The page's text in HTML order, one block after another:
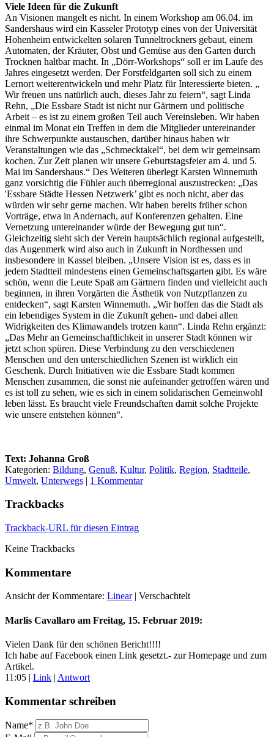
Viele Ideen für die Zukunft
An Visionen mangelt es nicht. In einem Workshop am 06.04. im
Sandershaus wird ein Kasseler Prototyp eines von der Universität
Hohenheim entwickelten solaren Tunneltrockners gebaut, einem
Automaten, der Kräuter, Obst und Gemüse aus den Garten durch
Trocknen haltbar macht. In „Dörr-Workshops“ soll er im Laufe des
Jahres eingesetzt werden. Der Forstfeldgarten soll sich zu einem
Lernort weiterentwickeln und mehr Platz für Interessierte bieten. „
Wir freuen uns natürlich auch, dieses Jahr zu feiern“, sagt Linda
Rehn, „Die Essbare Stadt ist nicht nur Gärtnern und politische
Arbeit – es ist zu einem großen Teil auch Vereinsleben. Wir haben
einmal im Monat ein Treffen in dem die Mitglieder untereinander
ihre Schwerpunkte austauschen, darüber hinaus haben wir
Veranstaltungen wie das „Schmecktakel“, bei dem wir gemeinsam
kochen. Zur Zeit planen wir unsere Geburtstagsfeier am 4. und 5.
Mai im Sandershaus.“ Des Weiteren überlegt Karsten Winnemuth
ganz vorsichtig die Fühler auch überregional auszustrecken: „Das
'Essbare Städte Hessen Netzwerk’ gibt es noch nicht, aber das
würden wir sehr gerne machen. Wir haben bereits früher schon
Vorträge, etwa in Andernach, auf Konferenzen gehalten. Eine
Vernetzung untereinander würde der Bewegung gut tun“.
Gleichzeitig sieht sich der Verein hauptsächlich regional aufgestellt,
das Augenmerk wird also auch in Zukunft in Nordhessen und
insbesondere in Kassel bleiben. „Unsere Vision ist es, dass es in
jedem Stadtteil mindestens einen Gemeinschaftsgarten gibt. Es wäre
schön, wenn die Leute Spaß am Gärtnern finden und vielleicht auch
beginnen, in ihren Vorgärten die Ästhetik von Nutzpflanzen zu
entdecken“, sagt Karsten Winnemuth. „Wir hoffen das die Stadt als
ein lebendiges System in die Zukunft gehen- und dabei allen
Widrigkeiten des Klimawandels trotzen kann“. Linda Rehn ergänzt:
„Das Mehr an Gemeinschaftlichkeit in unserer Stadt können wir
jetzt schon spüren. Diese Verbindung zu den verschiedenen
Menschen und den unterschiedlichen Szenen ist wirklich ein
Geschenk. Durch Initiativen wie die Essbare Stadt kommen
Menschen zusammen, die sonst nie aufeinander getroffen wären und
es ist toll zu sehen, wie es sich in einem solidarischen Gemeinwohl
leben lässt. Es braucht viele Freundschaften damit solche Projekte
wie unsere entstehen können“.
Text: Johanna Groß
Kategorien: Bildung, Genuß, Kultur, Politik, Region, Stadtteile,
Umwelt, Unterwegs | 1 Kommentar
Trackbacks
Trackback-URL für diesen Eintrag
Keine Trackbacks
Kommentare
Ansicht der Kommentare: Linear| Verschachtelt
Marlis Cavallaro am Freitag, 15. Februar 2019:
Vielen Dank für den schönen Bericht!!!!
Ich habe auf Facebook einen Link gesetzt.- zur Homepage und zum
Artikel.
11:05 | Link | Antwort
Kommentar schreiben
Name*